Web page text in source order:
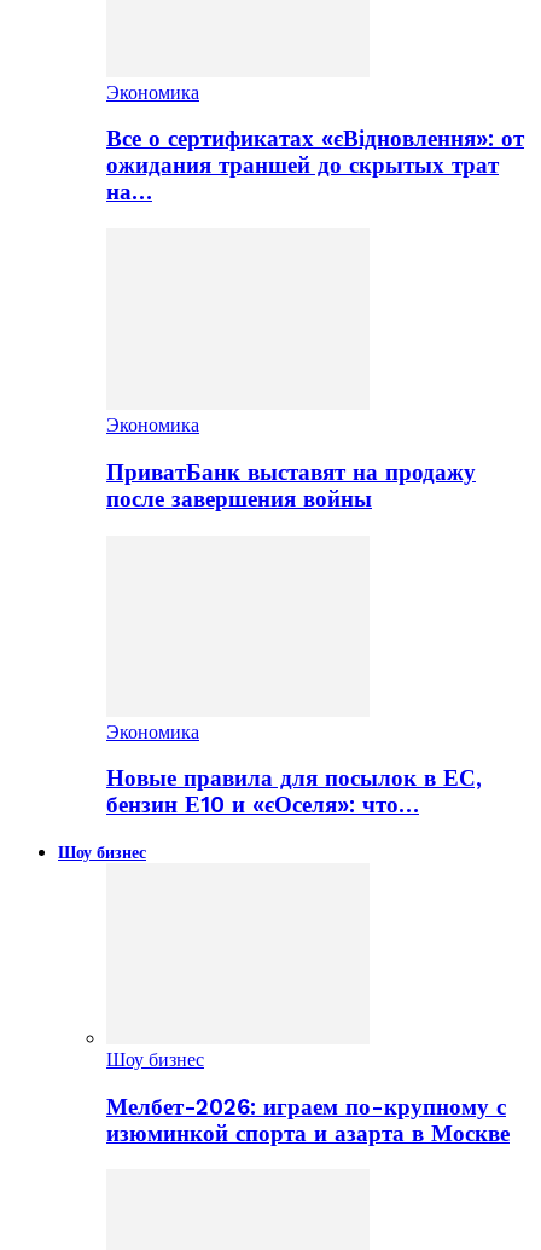
Экономика
Все о сертификатах «єВідновлення»: от
ожидания траншей до скрытых трат
на…
Экономика
ПриватБанк выставят на продажу
после завершения войны
Экономика
Новые правила для посылок в ЕС,
бензин Е10 и «єОселя»: что…
Шоу бизнес
Шоу бизнес
Мелбет-2026: играем по-крупному с
изюминкой спорта и азарта в Москве